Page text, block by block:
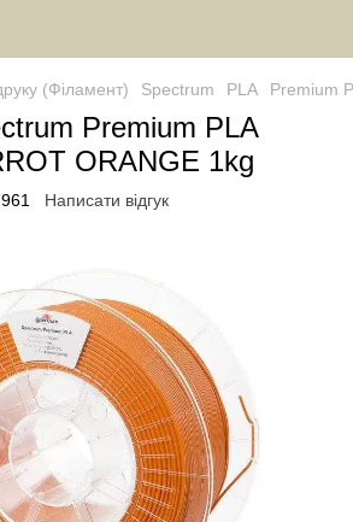
(Філамент) Spectrum PLA Premium
Premium PLA
ORANGE 1kg
Написати відгук